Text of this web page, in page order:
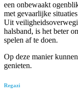
een onbewaakt
met gevaarlijke
Uit
halsband, is het beter
spelen af te doen.
Op deze manier
genieten.
Regazi